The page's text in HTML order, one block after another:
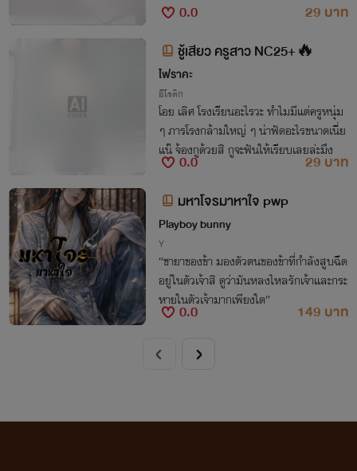
0.0
29 บาท
ชู้เสียว ครูสาว NC25+🔥
ไฟราคะ
อีโรติก
โอย เลิศ โรงเรียนอะไรวะ ทำไมมีแต่ครูหนุ่ม
ๆ ภารโรงกล้ามใหญ่ ๆ น่าฟัดอะไรขนาดเนี่ย
แน๊ จ้องกูด้วยสิ กูจะฟันให้เรียบเลยล่ะมึง
0.0
29 บาท
มหาโจรมาหาใจ pwp
Playboy bunny
Y
“ชายาของข้า มองตัวตนของข้าที่กำลังสูบฉีด
อยู่ในตัวเจ้าสิ ดูว่ามันหลงไหลรักเจ้าและกระ
หายในตัวเจ้ามากเพียงใด”
0.0 149 บาท